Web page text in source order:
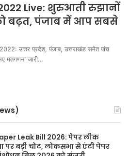
Live: शुरुआती रुझानों
बढ़त, पंजाब में आप सबसे
उत्तर प्रदेश, पंजाब, उत्तराखंड समेत पांच
मतगणना जारी…
Leak Bill 2026: पेपर लीक
पर बड़ी चोट, लोकसभा से एंटी पेपर